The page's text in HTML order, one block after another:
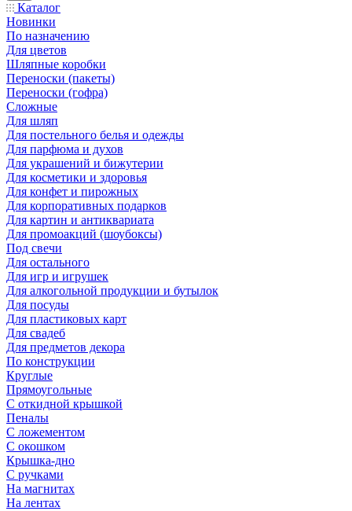
Каталог
Новинки
По назначению
Для цветов
Шляпные коробки
Переноски (пакеты)
Переноски (гофра)
Сложные
Для шляп
Для постельного белья и одежды
Для парфюма и духов
Для украшений и бижутерии
Для косметики и здоровья
Для конфет и пирожных
Для корпоративных подарков
Для картин и антиквариата
Для промоакций (шоубоксы)
Под свечи
Для остального
Для игр и игрушек
Для алкогольной продукции и бутылок
Для посуды
Для пластиковых карт
Для свадеб
Для предметов декора
По конструкции
Круглые
Прямоугольные
С откидной крышкой
Пеналы
С ложементом
С окошком
Крышка-дно
С ручками
На магнитах
На лентах